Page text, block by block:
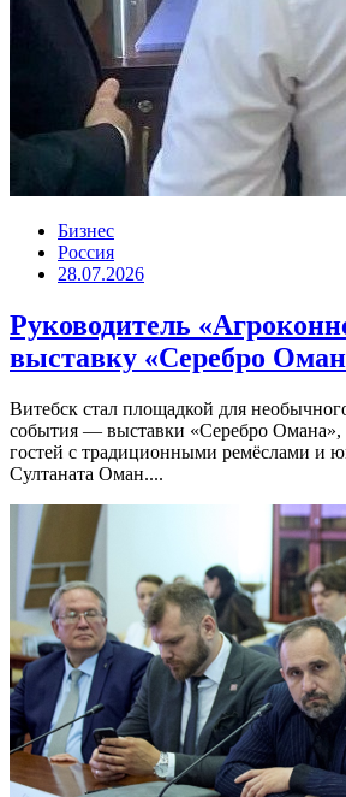
Бизнес
Россия
28.07.2026
Руководитель
выставку «Серебро
Витебск стал площадкой для
события — выставки «Серебро Омана»,
гостей с традиционными ремёслами и
Султаната Оман....